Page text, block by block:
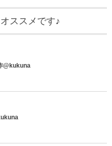
ススメです♪
@kukuna